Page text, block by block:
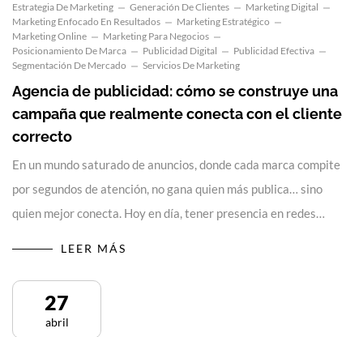
Estrategia De Marketing
Generación De Clientes
Marketing Digital
Marketing Enfocado En Resultados
Marketing Estratégico
Marketing Online
Marketing Para Negocios
Posicionamiento De Marca
Publicidad Digital
Publicidad Efectiva
Segmentación De Mercado
Servicios De Marketing
Agencia de publicidad: cómo se construye una
campaña que realmente conecta con el cliente
correcto
En un mundo saturado de anuncios, donde cada marca compite
por segundos de atención, no gana quien más publica… sino
quien mejor conecta. Hoy en día, tener presencia en redes…
LEER MÁS
27
abril